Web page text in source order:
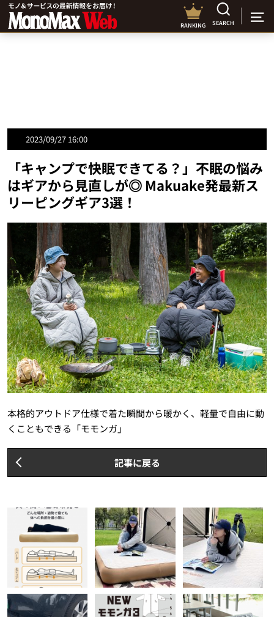
RANKING SEARCH
2023/09/27 16:00
「キャンプで快眠できてる？」不眠の悩み
はギアから見直しが◎ Makuake発最新ス
リーピングギア3選！
本格的アウトドア仕様で着た瞬間から暖かく、軽量で自由に動
くこともできる「モモンガ」
記事に戻る